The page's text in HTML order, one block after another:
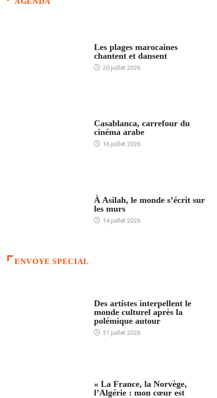
Les plages marocaines
chantent et dansent
20 juillet 2026
Casablanca, carrefour du
cinéma arabe
16 juillet 2026
À Asilah, le monde s’écrit sur
les murs
14 juillet 2026
ENVOYE SPECIAL
Des artistes interpellent le
monde culturel après la
polémique autour
31 juillet 2026
« La France, la Norvège,
l’Algérie : mon cœur est